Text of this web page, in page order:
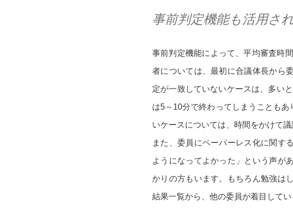
事前判定機能も活用さ
事前判定機能によって、平均審査時
者については、最初に合議体長から
定が一致していないケースは、多い
は5～10分で終わってしまうことも
いケースについては、時間をかけて
また、委員にペーパーレス化に関す
ようになってよかった」という声が
かりの方もいます。もちろん勉強は
結果一覧から、他の委員が着目して